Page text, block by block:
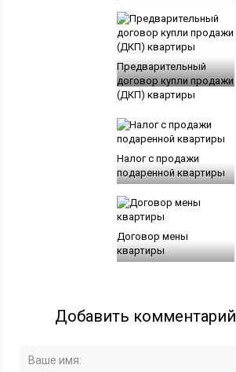
Предварительный
договор купли продажи
(ДКП) квартиры
Налог с продажи
подаренной квартиры
Договор мены
квартиры
Добавить комментарий